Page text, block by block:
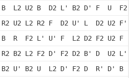
B  L2 U2 B  D2 L' B2 D' F  U  F2
R2 U2 L2 R2 F  D2 U' L  D2 U2 F'
R  F2 L' U' F  L2 D2 F2 U2 F
B2 L2 F2 D' F2 D2 B' D  U2 L'
B2 U' B2 U  L2 D' F2 D  R' D' B